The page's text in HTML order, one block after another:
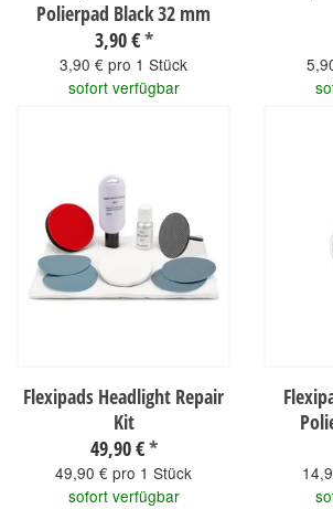
Polierpad Black 32 mm
3,90 €*
3,90 € pro 1 Stück
sofort verfügbar
Flexipads Headlight Repair
Kit
49,90 €*
49,90 € pro 1 Stück
sofort verfügbar